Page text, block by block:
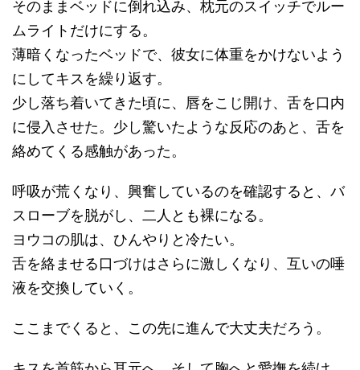
そのままベッドに倒れ込み、枕元のスイッチでルー
ムライトだけにする。
薄暗くなったベッドで、彼女に体重をかけないよう
にしてキスを繰り返す。
少し落ち着いてきた頃に、唇をこじ開け、舌を口内
に侵入させた。少し驚いたような反応のあと、舌を
絡めてくる感触があった。
呼吸が荒くなり、興奮しているのを確認すると、バ
スローブを脱がし、二人とも裸になる。
ヨウコの肌は、ひんやりと冷たい。
舌を絡ませる口づけはさらに激しくなり、互いの唾
液を交換していく。
ここまでくると、この先に進んで大丈夫だろう。